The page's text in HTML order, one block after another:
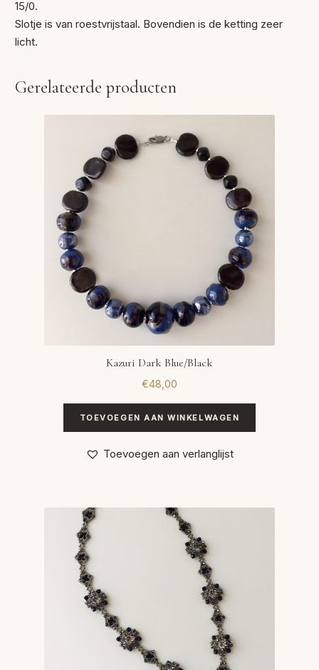
15/0.
Slotje is van roestvrijstaal. Bovendien is de ketting zeer
licht.
Gerelateerde producten
Kazuri Dark Blue/Black
€48,00
TOEVOEGEN AAN WINKELWAGEN
Toevoegen aan verlanglijst